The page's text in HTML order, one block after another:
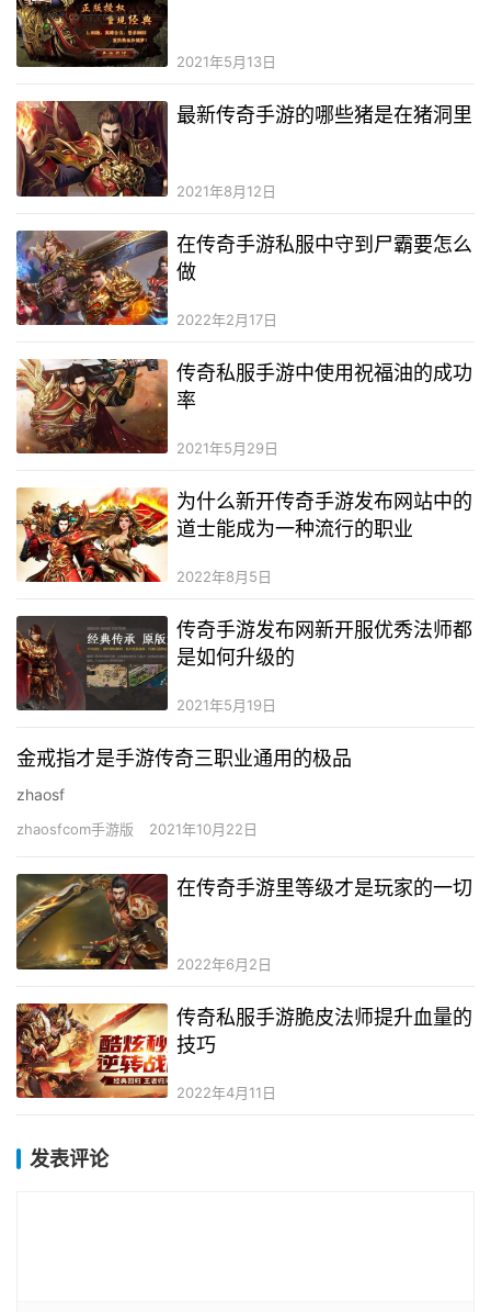
2021年5月13日
最新传奇手游的哪些猪是在猪洞里
2021年8月12日
在传奇手游私服中守到尸霸要怎么
做
2022年2月17日
传奇私服手游中使用祝福油的成功
率
2021年5月29日
为什么新开传奇手游发布网站中的
道士能成为一种流行的职业
2022年8月5日
传奇手游发布网新开服优秀法师都
是如何升级的
2021年5月19日
金戒指才是手游传奇三职业通用的极品
zhaosf
zhaosfcom手游版 2021年10月22日
在传奇手游里等级才是玩家的一切
2022年6月2日
传奇私服手游脆皮法师提升血量的
技巧
2022年4月11日
发表评论